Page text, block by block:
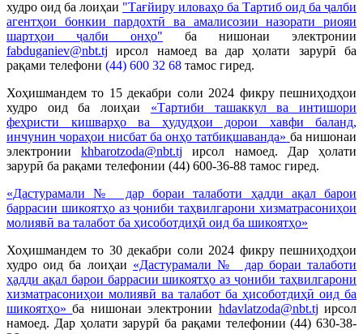
худро оид ба лоиҳаи "Тағйиру иловаҳо ба Тартиб оид ба ҷалби
агентҳои бонкии пардохтӣ ва амалисозии назорати риояи
шартҳои ҷалби онҳо"
ба нишонаи электронии
fabduganiev@nbt.tj
ирсол намоед ва дар ҳолати зарурӣ ба
рақами телефони (44) 600 32 68 тамос гиред.
Хоҳишмандем то 15 декабри соли 2024 фикру пешниҳодҳои
худро оид ба лоиҳаи «Тартиби ташаккул ва интишори
феҳристи кишварҳо ва ҳудудҳои дорои хавфи баланд,
инчунин чораҳои нисбат ба онҳо татбиқшаванда» ба нишонаи
электронииkhbarotzoda@nbt.tj
ирсол намоед. Дар ҳолати
зарурӣ ба рақами телефонии (44) 600-36-88 тамос гиред.
«Дастурамали №_ дар бораи талаботи ҳадди ақал барои
баррасии шикоятҳо аз ҷониби таҳвилгарони хизматрасониҳои
молиявӣ ва талабот ба ҳисоботдиҳӣ оид ба шикоятҳо»
Хоҳишмандем то 30 декабри соли 2024 фикру пешниҳодҳои
худро оид ба лоиҳаи «Дастурамали №_ дар бораи талаботи
ҳадди ақал барои баррасии шикоятҳо аз ҷониби таҳвилгарони
хизматрасониҳои молиявӣ ва талабот ба ҳисоботдиҳӣ оид ба
шикоятҳо» ба нишонаи электронии hdavlatzoda@nbt.tj ирсол
намоед. Дар ҳолати зарурӣ ба рақами телефонии (44) 630-38-